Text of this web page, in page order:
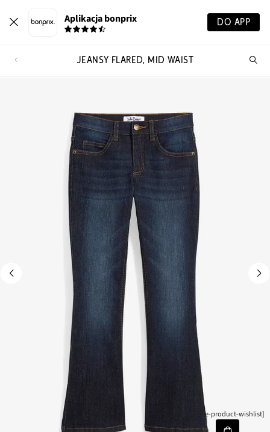
Aplikacja bonprix DO APP
JEANSY FLARED, MID WAIST
[node-product-wishlist]